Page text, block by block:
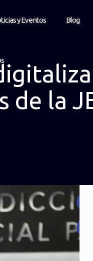
y Eventos Blog
de la